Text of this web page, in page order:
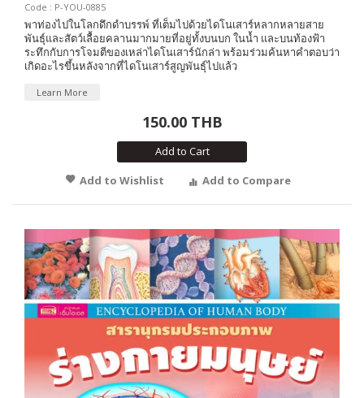
Code : P-YOU-0885
พาท่องไปในโลกดึกดำบรรพ์ ที่เต็มไปด้วยไดโนเสาร์หลากหลายสาย
พันธุ์และสัตว์เลื้อยคลานมากมายที่อยู่ทั้งบนบก ในน้ำ และบนท้องฟ้า
ระทึกกับการโจมตีของเหล่าไดโนเสาร์นักล่า พร้อมร่วมค้นหาคำตอบว่า
เกิดอะไรขึ้นหลังจากที่ไดโนเสาร์สูญพันธุ์ไปแล้ว
Learn More
150.00 THB
Add to Cart
Add to Wishlist
Add to Compare